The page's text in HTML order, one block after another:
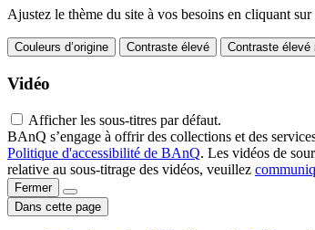
Ajustez le thème du site à vos besoins en cliquant
Couleurs d’origine Contraste élevé Contraste élevé
Vidéo
Afficher les sous-titres par défaut.
BAnQ s’engage à offrir des collections et des
Politique d'accessibilité de BAnQ. Les vidéos de
relative au sous-titrage des vidéos, veuillez
Fermer
Dans cette page